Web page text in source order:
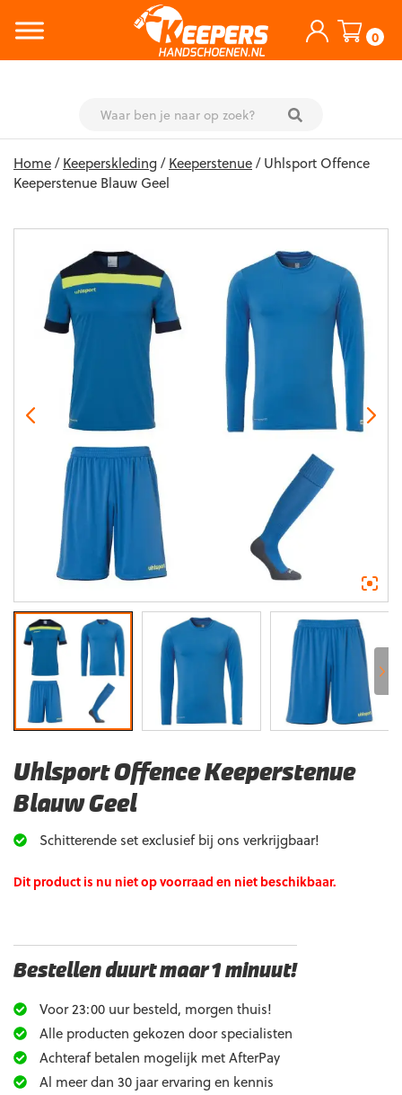
0
content
Home/Keeperskleding/Keeperstenue/ Uhlsport Offence
Keeperstenue Blauw Geel
Uhlsport Offence Keeperstenue
Blauw Geel
Schitterende set exclusief bij ons verkrijgbaar!
Dit product is nu niet op voorraad en niet beschikbaar.
Bestellen duurt maar 1 minuut!
Voor 23:00 uur besteld, morgen thuis!
Alle producten gekozen door specialisten
Achteraf betalen mogelijk met AfterPay
Al meer dan 30 jaar ervaring en kennis